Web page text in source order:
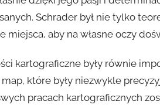
Schrader był nie tylko
miejsca, aby na własne oczy
kartograficzne były równie
które były niezwykle
pracach kartograficznych